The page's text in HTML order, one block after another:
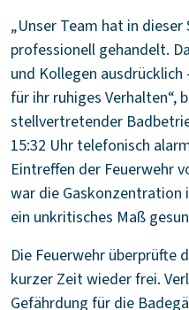
„Unser Team hat in
professionell gehandelt.
und Kollegen
für ihr ruhiges Verhalten“,
stellvertretender
15:32 Uhr telefonisch
Eintreffen der Feuerwehr
war die Gaskonzentration
ein unkritisches Maß
Die Feuerwehr überprüfte
kurzer Zeit wieder frei.
Gefährdung für die